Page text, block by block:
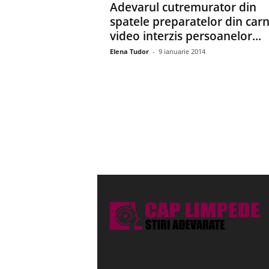
Adevarul cutremurator din
spatele preparatelor din
video interzis persoanelor...
Elena Tudor - 9 ianuarie 2014